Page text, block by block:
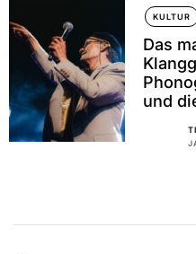
KULTUR
Das
und